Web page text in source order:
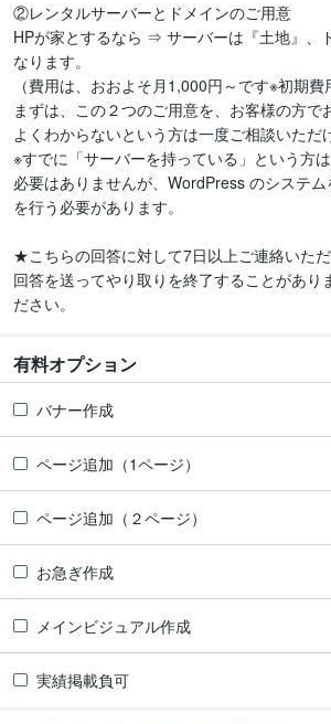
②レンタルサーバーとドメインのご用意
HPが家とするなら ⇒ サーバーは『土地』、
なります。
（費用は、おおよそ月1,000円～です※初期費
まずは、この２つのご用意を、お客様の方で
よくわからないという方は一度ご相談いただ
※すでに「サーバーを持っている」という方
必要はありませんが、WordPress のシステ
を行う必要があります。
★こちらの回答に対して7日以上ご連絡いた
回答を送ってやり取りを終了することがあり
ださい。
有料オプション
バナー作成
ページ追加（1ページ）
ページ追加（２ページ）
お急ぎ作成
メインビジュアル作成
実績掲載負可